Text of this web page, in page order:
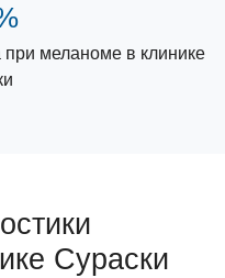
при меланоме в клинике
Сураски